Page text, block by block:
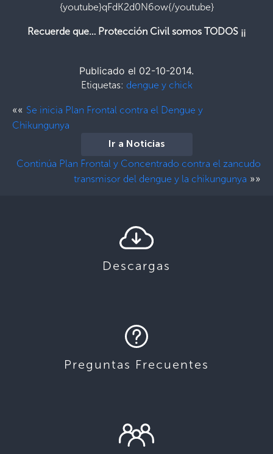
{youtube}qFdK2d0N6ow{/youtube}
Recuerde que… Protección Civil somos TODOS ¡¡
Publicado el 02-10-2014.
Etiquetas: dengue y chick
«« Se inicia Plan Frontal contra el Dengue y
Chikungunya
Ir a Noticias
Continúa Plan Frontal y Concentrado contra el zancudo
transmisor del dengue y la chikungunya »»
Descargas
Preguntas Frecuentes